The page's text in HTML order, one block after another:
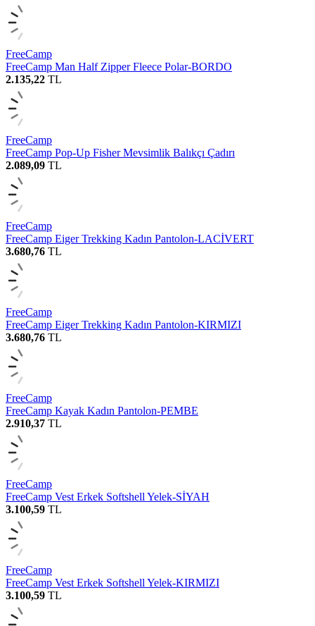
FreeCamp
FreeCamp Man Half Zipper Fleece Polar-BORDO
2.135,22 TL
FreeCamp
FreeCamp Pop-Up Fisher Mevsimlik Balıkçı Çadırı
2.089,09 TL
FreeCamp
FreeCamp Eiger Trekking Kadın Pantolon-LACİVERT
3.680,76 TL
FreeCamp
FreeCamp Eiger Trekking Kadın Pantolon-KIRMIZI
3.680,76 TL
FreeCamp
FreeCamp Kayak Kadın Pantolon-PEMBE
2.910,37 TL
FreeCamp
FreeCamp Vest Erkek Softshell Yelek-SİYAH
3.100,59 TL
FreeCamp
FreeCamp Vest Erkek Softshell Yelek-KIRMIZI
3.100,59 TL